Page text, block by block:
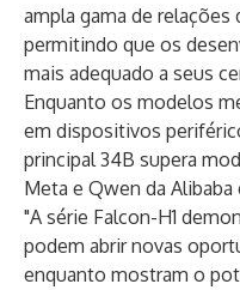
ampla gama de
permitindo que os
mais adequado a seus
Enquanto os modelos
em dispositivos
principal 34B supera
Meta e Qwen da
"A série Falcon-H1
podem abrir novas
enquanto mostram o